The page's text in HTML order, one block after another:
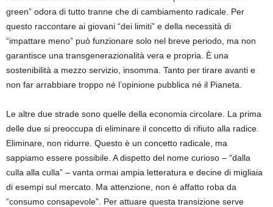
green” odora di tutto tranne che di cambiamento radicale. Per
questo raccontare ai giovani “dei limiti” e della necessità di
“impattare meno” può funzionare solo nel breve periodo, ma non
garantisce una transgenerazionalità vera e propria. È una
sostenibilità a mezzo servizio, insomma. Tanto per tirare avanti e
non far arrabbiare troppo né l’opinione pubblica né il Pianeta.
Le altre due strade sono quelle della economia circolare. La prima
delle due si preoccupa di eliminare il concetto di rifiuto alla radice
Eliminare, non ridurre. Questo è un concetto radicale, ma
sappiamo essere possibile. A dispetto del nome curioso – “dalla
culla alla culla” – vanta ormai ampia letteratura e decine di migliaia
di esempi sul mercato Ma attenzione, non è affatto roba da
“consumo consapevole” Per attuare questa transizione serve